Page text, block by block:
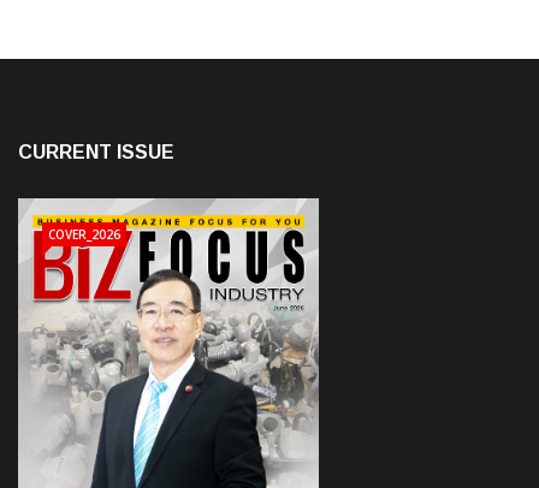
CURRENT ISSUE
COVER_2026